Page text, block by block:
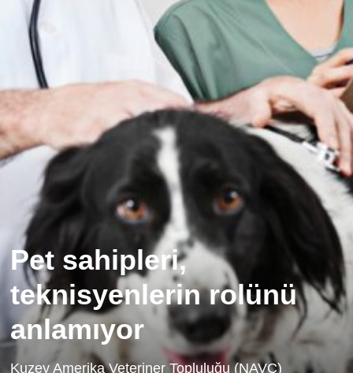
Pet sahipleri,
teknisyenlerin rolünü
anlamıyor
Kuzey Amerika Veteriner Topluluğu (NAVC)